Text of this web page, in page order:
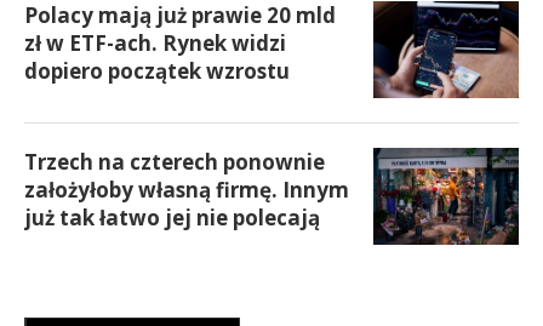
Polacy mają już prawie 20 mld
zł w ETF-ach. Rynek widzi
dopiero początek wzrostu
Trzech na czterech ponownie
założyłoby własną firmę. Innym
już tak łatwo jej nie polecają